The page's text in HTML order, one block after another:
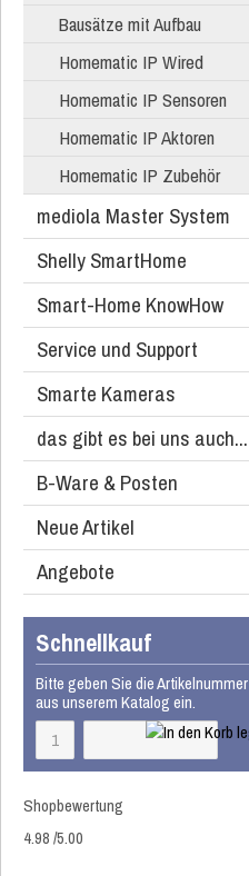
Bausätze mit Aufbau
Homematic IP Wired
Homematic IP Sensoren
Homematic IP Aktoren
Homematic IP Zubehör
mediola Master System
Shelly SmartHome
Smart-Home KnowHow
Service und Support
Smarte Kameras
das gibt es bei uns auch...
B-Ware & Posten
Neue Artikel
Angebote
Schnellkauf
Bitte geben Sie die Artikelnummer
aus unserem Katalog ein.
Shopbewertung
4.98/5.00